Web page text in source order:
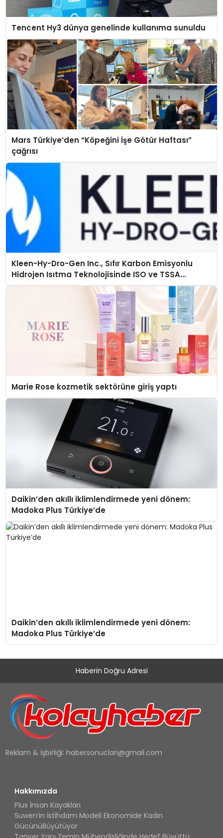
Tencent Hy3 dünya genelinde kullanıma sunuldu
Mars Türkiye’den “Köpeğini İşe Götür Haftası”
çağrısı
Kleen-Hy-Dro-Gen Inc., Sıfır Karbon Emisyonlu
Hidrojen Isıtma Teknolojisinde ISO ve TSSA
Düzenleyici Onaylarını Aldı
Marie Rose kozmetik sektörüne giriş yaptı
Daikin’den akıllı iklimlendirmede yeni dönem:
Madoka Plus Türkiye’de
Daikin’den akıllı iklimlendirmede yeni dönem:
Madoka Plus Türkiye’de
Haberin Doğru Adresi
Reklam & İşbirliği: habersonuclari@gmail.com
Hakkımızda
Plus İnsan Kayakları
Suwen’in İstihdam Modeli Ekonomide Kadın
GücünüBüyütüyor